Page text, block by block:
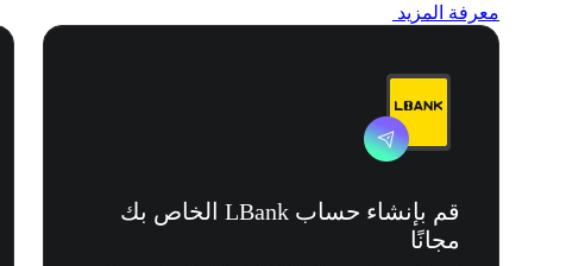
معرفة المزيد
قم بإنشاء حساب LBank الخاص بك
مجانًا